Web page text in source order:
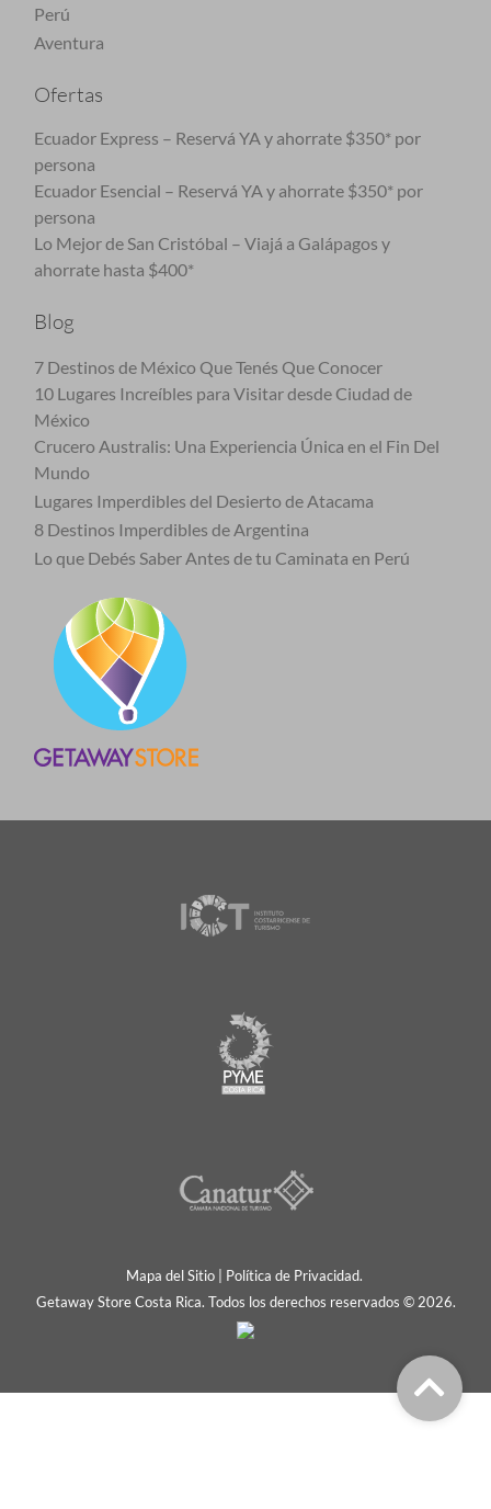
Perú
Aventura
Ofertas
Ecuador Express – Reservá YA y ahorrate $350* por
persona
Ecuador Esencial – Reservá YA y ahorrate $350* por
persona
Lo Mejor de San Cristóbal – Viajá a Galápagos y
ahorrate hasta $400*
Blog
7 Destinos de México Que Tenés Que Conocer
10 Lugares Increíbles para Visitar desde Ciudad de
México
Crucero Australis: Una Experiencia Única en el Fin Del
Mundo
Lugares Imperdibles del Desierto de Atacama
8 Destinos Imperdibles de Argentina
Lo que Debés Saber Antes de tu Caminata en Perú
Mapa del Sitio| Política de Privacidad.
Getaway Store Costa Rica. Todos los derechos reservados © 2026.